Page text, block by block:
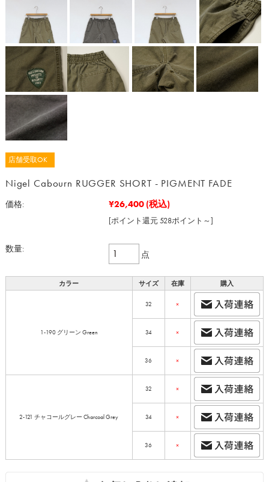
店舗受取OK
Nigel Cabourn RUGGER SHORT - PIGMENT FADE
価格: ¥26,400 (税込)
[ポイント還元 528ポイント～]
数量:
点
カラー サイズ 在庫 購入
1-190 グリーン Green
32 ×
34 ×
36 ×
2-121 チャコールグレー Charcoal Grey
32 ×
34 ×
36 ×